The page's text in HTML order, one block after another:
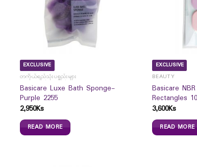
EXCLUSIVE
တကိုယ်ရည်သုံးပစ္စည်းများ
Basicare Luxe Bath Sponge-
Purple 2255
2,950Ks
READ MORE
EXCLUSIVE
BEAUTY
Basicare
Rectangles
3,600Ks
READ MORE